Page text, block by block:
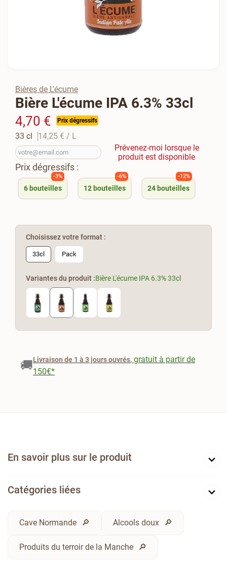
Bières de L'écume
Bière L'écume IPA 6.3% 33cl
4,70 € Prix dégressifs
33 cl 14,25 € / L
Prévenez-moi lorsque le
produit est disponible
Prix dégressifs :
6 bouteilles
-3%
12 bouteilles
-6%
24 bouteilles
-12%
Choisissez votre format :
33cl Pack
Variantes du produit :Bière L'écume IPA 6.3% 33cl
🚚Livraison de 1 à 3 jours ouvrés, gratuit à partir de
150€*
En savoir plus sur le produit
Catégories liées
Cave Normande Alcools doux
Produits du terroir de la Manche